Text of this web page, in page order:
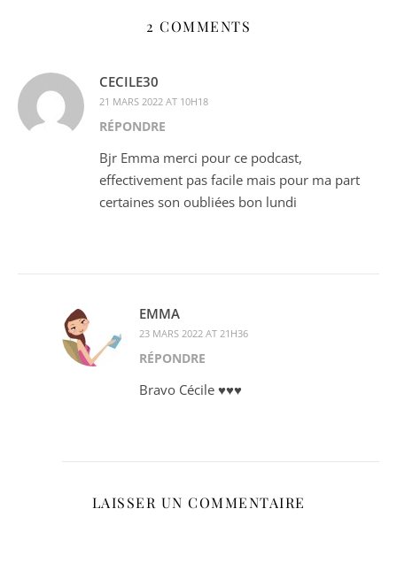
2 COMMENTS
CECILE30
21 MARS 2022 AT 10H18
RÉPONDRE
Bjr Emma merci pour ce podcast,
effectivement pas facile mais pour ma part
certaines son oubliées bon lundi
EMMA
23 MARS 2022 AT 21H36
RÉPONDRE
Bravo Cécile ♥♥♥
LAISSER UN COMMENTAIRE